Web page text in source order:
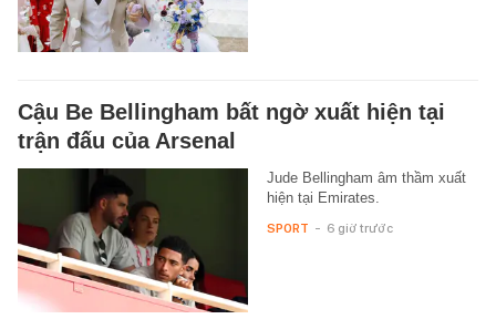
Cậu Be Bellingham bất ngờ xuất hiện tại
trận đấu của Arsenal
Jude Bellingham âm thầm xuất
hiện tại Emirates.
SPORT - 6 giờ trước